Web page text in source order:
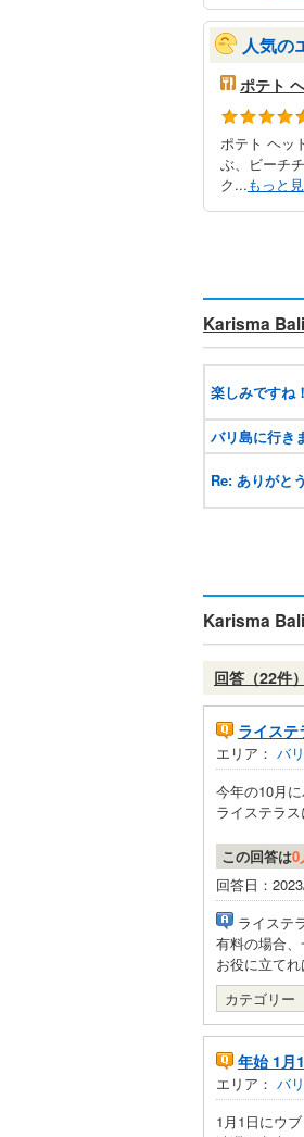
人気の
ポテト
ポテト ヘッ
ぶ、ビーチ
ク...もっと
Karisma
楽しみですね！
バリ島に行き
Re: ありがと
Karisma
回答（22件）
ライステ
エリア： バ
今年の10月に
ライステラ
この回答は0
回答日：
ライステ
有料の場合、
お役に立てれ
カテゴリー
年始 1月
エリア： バ
1月1日にウ